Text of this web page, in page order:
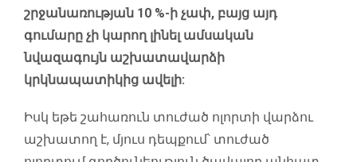
շրջանառության 10 %-ի չափ, բայց այդ
գումարը չի կարող լինել ամսական
նվազագույն աշխատավարձի
կրկնապատիկից ավելի:
Իսկ եթե շահառուն տուժած ոլորտի վարձու
աշխատող է, մյուս դեպքում՝ տուժած